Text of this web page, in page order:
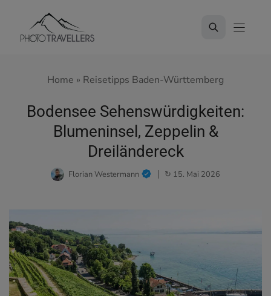
springen
Home » Reisetipps Baden-Württemberg
Bodensee Sehenswürdigkeiten:
Blumeninsel, Zeppelin &
Dreiländereck
Florian Westermann ↻ 15. Mai 2026